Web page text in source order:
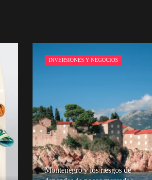
INVERSIONES Y NEGOCIOS
Montenegro y los riesgos de